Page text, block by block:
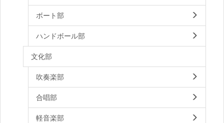
ボート部
ハンドボール部
文化部
吹奏楽部
合唱部
軽音楽部